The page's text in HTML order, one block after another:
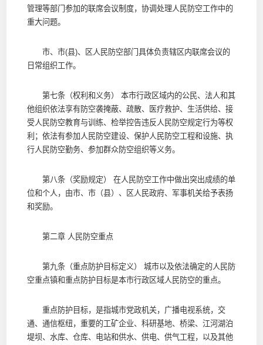
管理等部门参加的联席会议制度，协调处理人民防空工作中的
重大问题。
市、市(县)、区人民防空部门具体负责辖区内联席会议的
日常组织工作。
第七条（权利和义务） 本市行政区域内的公民、法人和其
他组织依法享有防空袭掩蔽、疏散、医疗救护、生活供给、接
受人民防空教育与训练、检举控告违反人民防空规定行为等权
利；依法有参加人民防空建设、保护人民防空工程和设施、执
行人民防空勤务、参加群众防空组织等义务。
第八条（奖励规定） 在人民防空工作中做出突出成绩的单
位和个人，由市、市（县）、区人民政府、军事机关给予表扬
和奖励。
第二章 人民防空重点
第九条（重点防护目标定义） 城市以及依法确定的人民防
空重点镇和重点防护目标是本市行政区域人民防空的重点。
重点防护目标，是指城市党政机关，广播电视系统，交
通、通信枢纽，重要的工矿企业、科研基地、桥梁、江河湖泊
堤坝、水库、仓库、电站和供水、供电、供气工程，以及其他